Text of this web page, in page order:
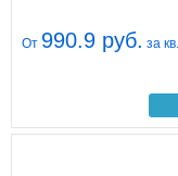
От 990.9 руб. за